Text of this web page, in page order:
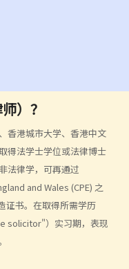
）？
香港城市大学、香港中文
得法学士学位或法律博士
法律学，可再通过
and Wales (CPE) 之
证书。在取得所需学历
solicitor"）实习期，表现
？